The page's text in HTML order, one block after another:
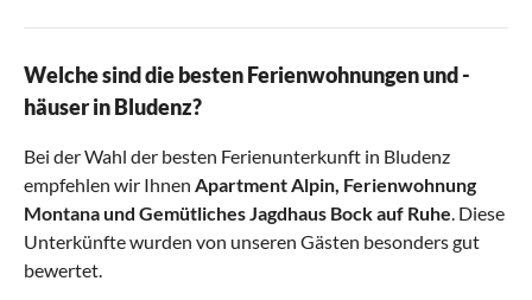
Welche sind die besten Ferienwohnungen und -
häuser in Bludenz?
Bei der Wahl der besten Ferienunterkunft in Bludenz
empfehlen wir Ihnen Apartment Alpin, Ferienwohnung
Montanaund Gemütliches Jagdhaus Bock auf Ruhe. Diese
Unterkünfte wurden von unseren Gästen besonders gut
bewertet.